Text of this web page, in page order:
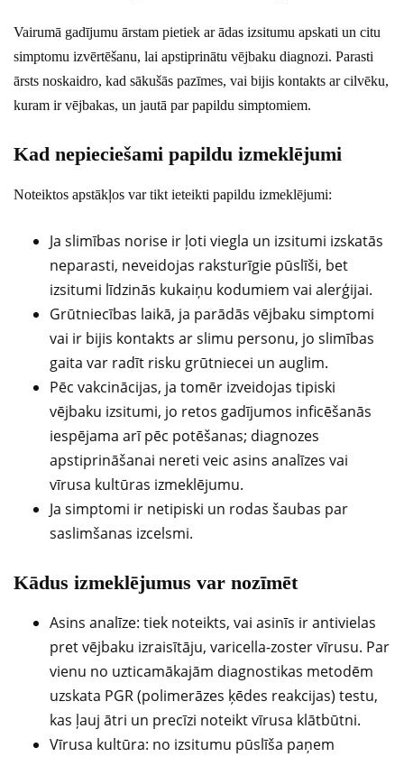
Vairumā gadījumu ārstam pietiek ar ādas izsitumu apskati un citu
simptomu izvērtēšanu, lai apstiprinātu vējbaku diagnozi. Parasti
ārsts noskaidro, kad sākušās pazīmes, vai bijis kontakts ar cilvēku,
kuram ir vējbakas, un jautā par papildu simptomiem.
Kad nepieciešami papildu izmeklējumi
Noteiktos apstākļos var tikt ieteikti papildu izmeklējumi:
Ja slimības norise ir ļoti viegla un izsitumi izskatās
neparasti, neveidojas raksturīgie pūslīši, bet
izsitumi līdzinās kukaiņu kodumiem vai alerģijai.
Grūtniecības laikā, ja parādās vējbaku simptomi
vai ir bijis kontakts ar slimu personu, jo slimības
gaita var radīt risku grūtniecei un auglim.
Pēc vakcinācijas, ja tomēr izveidojas tipiski
vējbaku izsitumi, jo retos gadījumos inficēšanās
iespējama arī pēc potēšanas; diagnozes
apstiprināšanai nereti veic asins analīzes vai
vīrusa kultūras izmeklējumu.
Ja simptomi ir netipiski un rodas šaubas par
saslimšanas izcelsmi.
Kādus izmeklējumus var nozīmēt
Asins analīze: tiek noteikts, vai asinīs ir antivielas
pret vējbaku izraisītāju, varicella-zoster vīrusu. Par
vienu no uzticamākajām diagnostikas metodēm
uzskata PGR (polimerāzes ķēdes reakcijas) testu,
kas ļauj ātri un precīzi noteikt vīrusa klātbūtni.
Vīrusa kultūra: no izsitumu pūslīša paņem